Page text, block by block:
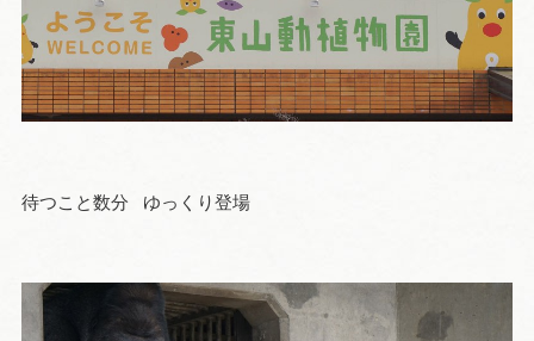
待つこと数分 ゆっくり登場